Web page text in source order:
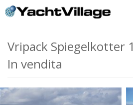
Vripack Spiegelkotter
In vendita